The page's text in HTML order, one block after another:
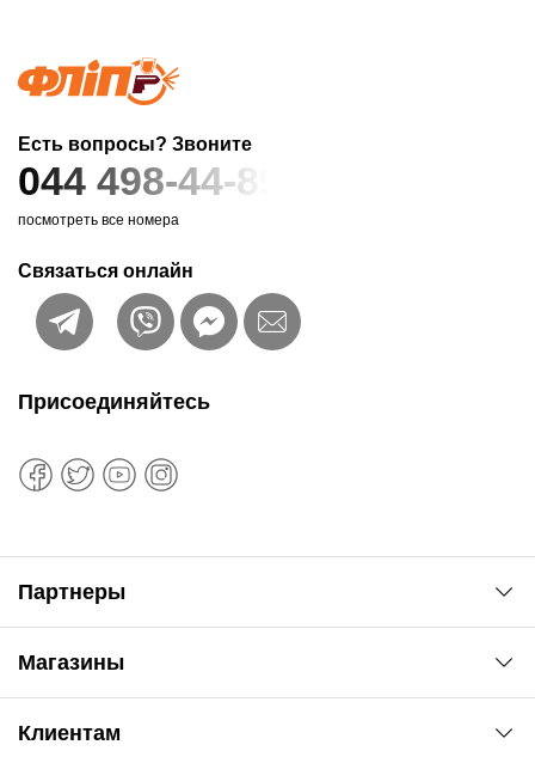
Есть вопросы? Звоните
044 498-44-89
посмотреть все номера
Связаться онлайн
Магазины
ул. Рабочая, 2-а
Клиентам
Присоединяйтесь
Партнеры